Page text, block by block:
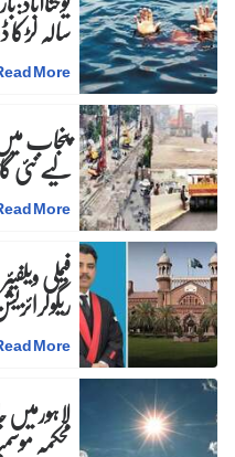
سالہ
More
پنجاب
لیے نئی
More
فیملی
More
محکمہ